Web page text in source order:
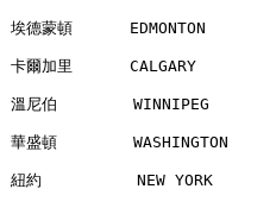
埃德蒙頓
卡爾加里      CALGARY
溫尼伯        WINNIPEG
華盛頓
紐約          NEW YORK